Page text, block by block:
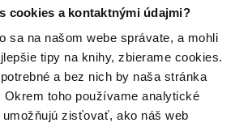
cookies a kontaktnými údajmi?
sa na našom webe správate, a mohli
tipy na knihy, zbierame cookies.
a bez nich by naša stránka
Okrem toho používame analytické
zisťovať, ako náš web
(9 titulov)Edice knihy Omega9
Pragma7
Universum (7 titulov)X Nakladatelství
Fragment (7 titulov)
Nakladatelství
Čas7